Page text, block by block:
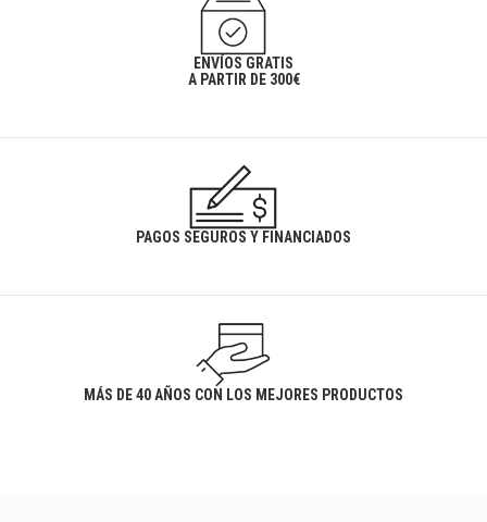
ENVÍOS GRATIS
A PARTIR DE 300€
PAGOS SEGUROS Y FINANCIADOS
MÁS DE 40 AÑOS CON LOS MEJORES PRODUCTOS